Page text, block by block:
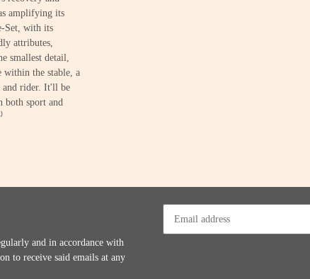
amplifying its
Set, with its
attributes,
smallest detail,
within the stable, a
and rider. It'll be
both sport and
and in accordance with
to receive said emails at any